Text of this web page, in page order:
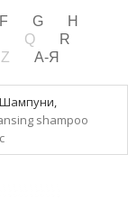
F G
H
Q
R
Z А-Я
Шампуни,
shampoo